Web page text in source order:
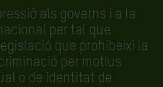
als governs i a la
per tal que
que prohibeixi la
per motius
o de identitat de